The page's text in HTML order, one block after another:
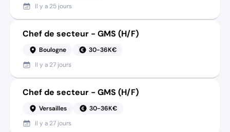
Il y a 25 jours
Chef de secteur - GMS (H/F)
Boulogne
30-36K€
Il y a 27 jours
Chef de secteur - GMS (H/F)
Versailles
30-36K€
Il y a 27 jours